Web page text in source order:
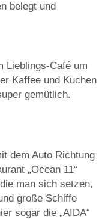
belegt und
Lieblings-Café um
Kaffee und Kuchen
gemütlich.
dem Auto Richtung
„Ocean 11“
man sich setzen,
große Schiffe
sogar die „AIDA“